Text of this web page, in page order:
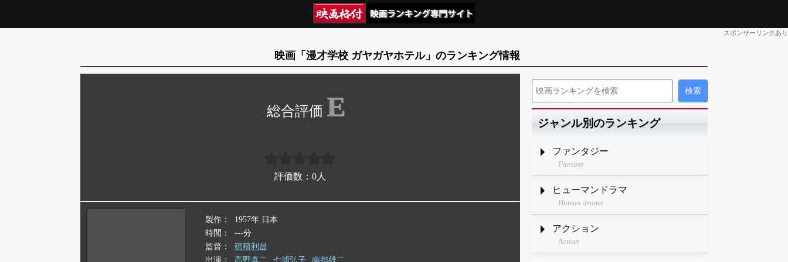
スポンサーリンクあり
映画「漫才学校 ガヤガヤホテル」のランキング情報
E
評価数： 0 人
製作
1957年 日本
時間
---分
監督
穂積利昌
出演
高野真二 七浦弘子 南都雄二
ジャンル別のランキング
ファンタジー
Fantasy
ヒューマンドラマ
Human drama
アクション
Action